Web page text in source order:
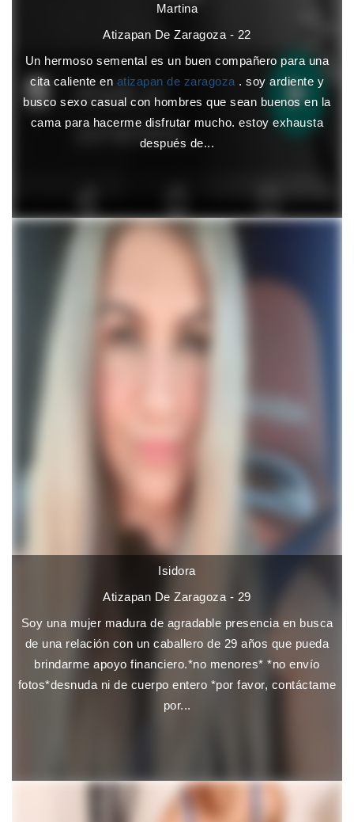
Martina
Atizapan De Zaragoza - 22
Un hermoso semental es un buen compañero para una
cita caliente en atizapan de zaragoza . soy ardiente y
busco sexo casual con hombres que sean buenos en la
cama para hacerme disfrutar mucho. estoy exhausta
después de...
Isidora
Atizapan De Zaragoza - 29
Soy una mujer madura de agradable presencia en busca
de una relación con un caballero de 29 años que pueda
brindarme apoyo financiero.*no menores* *no envío
fotos*desnuda ni de cuerpo entero *por favor, contáctame
por...